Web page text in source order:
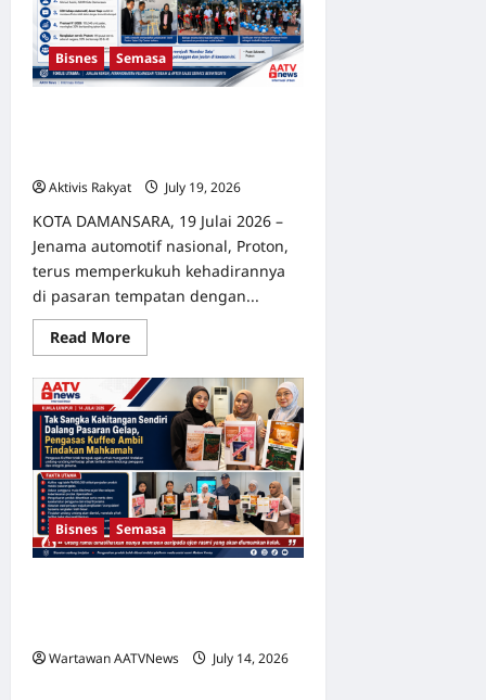
bersama
JAM
Bahasa
Bisnes Semasa
Aktivis Rakyat
July 19, 2026
​KOTA DAMANSARA, 19 Julai 2026 –
Jenama automotif nasional, Proton,
terus memperkukuh kehadirannya
di pasaran tempatan dengan...
Read MoreRead
more
Proton
Kuasai
Kota
Damansara!
Sasaran
Menjadi
Nombor
Satu
Menerusi
Pusat
Jualan
Baharu
Bisnes Semasa
Wartawan AATVNews
July 14, 2026